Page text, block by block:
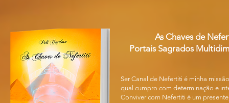
As Chaves de
Portais Sagrados
Ser Canal de Nefertiti é minha
qual cumpro com determinação e
Conviver com Nefertiti é um